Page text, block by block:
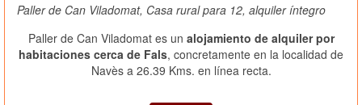
Paller de Can Viladomat, Casa rural para 12, alquiler íntegro
Paller de Can Viladomat es un alojamiento de alquiler por
habitaciones cerca de Fals, concretamente en la localidad de
Navès a 26.39 Kms. en línea recta.